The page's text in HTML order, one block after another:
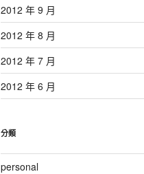
2012 年 9 月
2012 年 8 月
2012 年 7 月
2012 年 6 月
分類
personal